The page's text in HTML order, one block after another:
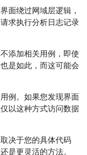
面绕过网域层逻辑，
求执行分析日志记录
添加相关用例，即使
是如此，而这可能会
例。如果您发现界面
以这种方式访问数据
决于您的具体代码
是更灵活的方法。